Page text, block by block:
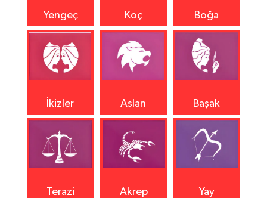
Yengeç Koç Boğa
İkizler Aslan Başak
Terazi Akrep Yay